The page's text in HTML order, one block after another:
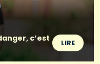
c’est
LIRE